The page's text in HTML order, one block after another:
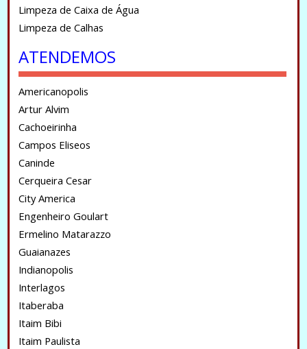
Limpeza de Caixa de Água
Limpeza de Calhas
ATENDEMOS
Americanopolis
Artur Alvim
Cachoeirinha
Campos Eliseos
Caninde
Cerqueira Cesar
City America
Engenheiro Goulart
Ermelino Matarazzo
Guaianazes
Indianopolis
Interlagos
Itaberaba
Itaim Bibi
Itaim Paulista